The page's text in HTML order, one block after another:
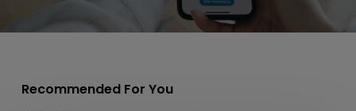
Recommended For You